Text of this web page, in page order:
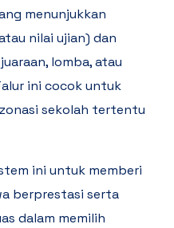
menunjukkan
nilai ujian) dan
lomba, atau
ini cocok untuk
sekolah tertentu
ini untuk memberi
berprestasi serta
dalam memilih